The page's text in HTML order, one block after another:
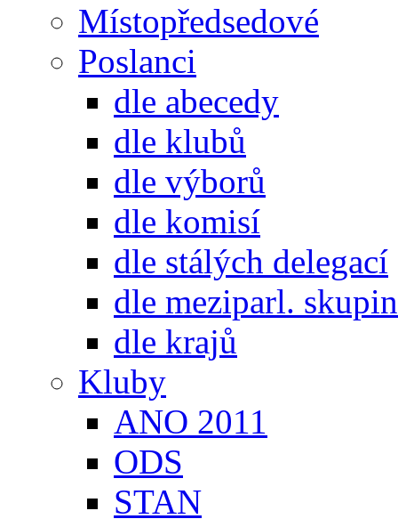
Místopředsedové
Poslanci
dle abecedy
dle klubů
dle výborů
dle komisí
dle stálých delegací
dle meziparl. skupin
dle krajů
Kluby
ANO 2011
ODS
STAN